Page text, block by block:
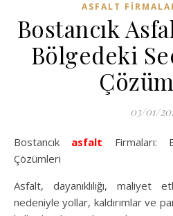
ASFALT
Bostancık
Bölgedeki
03/01/
Bostancık asfalt Firmaları:
Çözümleri
Asfalt, dayanıklılığı, maliyet
nedeniyle yollar, kaldırımlar ve